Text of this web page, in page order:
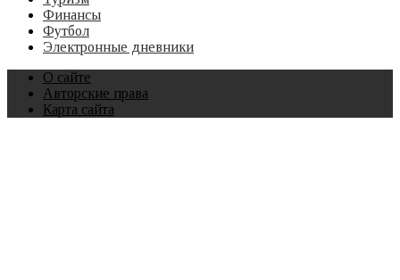
Финансы
Футбол
Электронные дневники
О сайте
Авторские права
Карта сайта